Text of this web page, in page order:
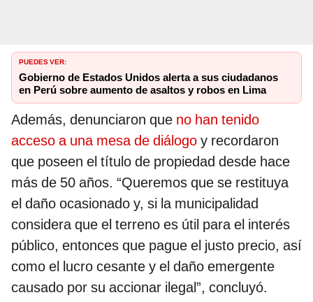
PUEDES VER:
Gobierno de Estados Unidos alerta a sus ciudadanos
en Perú sobre aumento de asaltos y robos en Lima
Además, denunciaron que no han tenido
acceso a una mesa de diálogo y recordaron
que poseen el título de propiedad desde hace
más de 50 años. “Queremos que se restituya
el daño ocasionado y, si la municipalidad
considera que el terreno es útil para el interés
público, entonces que pague el justo precio, así
como el lucro cesante y el daño emergente
causado por su accionar ilegal”, concluyó.